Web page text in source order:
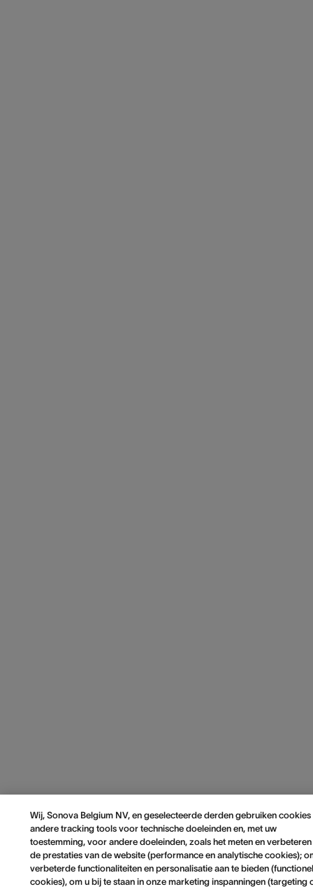
Wij, Sonova Belgium NV, en geselecteerde derden gebruiken cookies
andere tracking tools voor technische doeleinden en, met uw
toestemming, voor andere doeleinden, zoals het meten en
de prestaties van de website (performance en analytische cookies);
verbeterde functionaliteiten en personalisatie aan te bieden
cookies), om u bij te staan in onze marketing inspanningen (targeting